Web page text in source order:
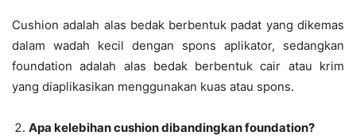
Cushion adalah alas bedak berbentuk padat yang dikemas
dalam wadah kecil dengan spons aplikator, sedangkan
foundation adalah alas bedak berbentuk cair atau krim
yang diaplikasikan menggunakan kuas atau spons.
Apa kelebihan cushion dibandingkan foundation?